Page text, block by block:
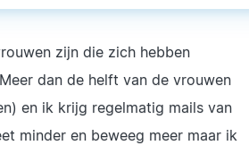
zijn die zich hebben
dan de helft van de vrouwen
en ik krijg regelmatig mails van
minder en beweeg meer maar ik